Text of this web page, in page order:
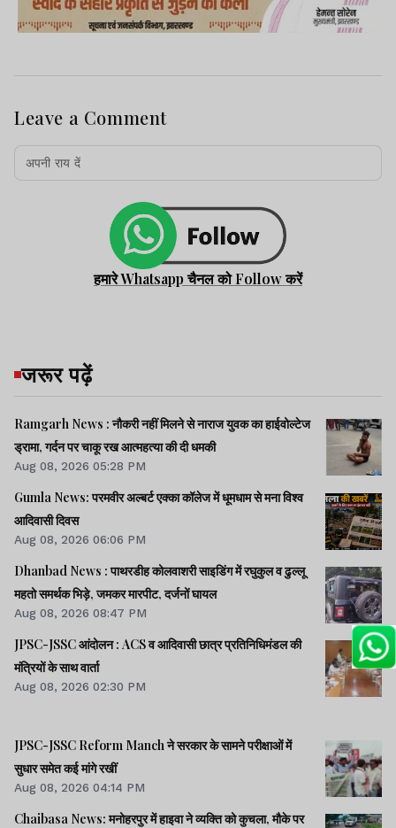
Leave a Comment
हमारे Whatsapp चैनल को Follow करें
जरूर पढ़ें
Ramgarh News : नौकरी नहीं मिलने से नाराज युवक का हाईवोल्टेज
ड्रामा, गर्दन पर चाकू रख आत्महत्या की दी धमकी
Aug 08, 2026 05:28 PM
Gumla News: परमवीर अल्बर्ट एक्का कॉलेज में धूमधाम से मना विश्व
आदिवासी दिवस
Aug 08, 2026 06:06 PM
Dhanbad News : पाथरडीह कोलवाशरी साइडिंग में रघुकुल व ढुल्लू
महतो समर्थक भिड़े, जमकर मारपीट, दर्जनों घायल
Aug 08, 2026 08:47 PM
JPSC-JSSC आंदोलन : ACS व आदिवासी छात्र प्रतिनिधिमंडल की
मंत्रियों के साथ वार्ता
Aug 08, 2026 02:30 PM
JPSC-JSSC Reform Manch ने सरकार के सामने परीक्षाओं में
सुधार समेत कई मांगे रखीं
Aug 08, 2026 04:14 PM
Chaibasa News: मनोहरपुर में हाइवा ने व्यक्ति को कुचला, मौके पर